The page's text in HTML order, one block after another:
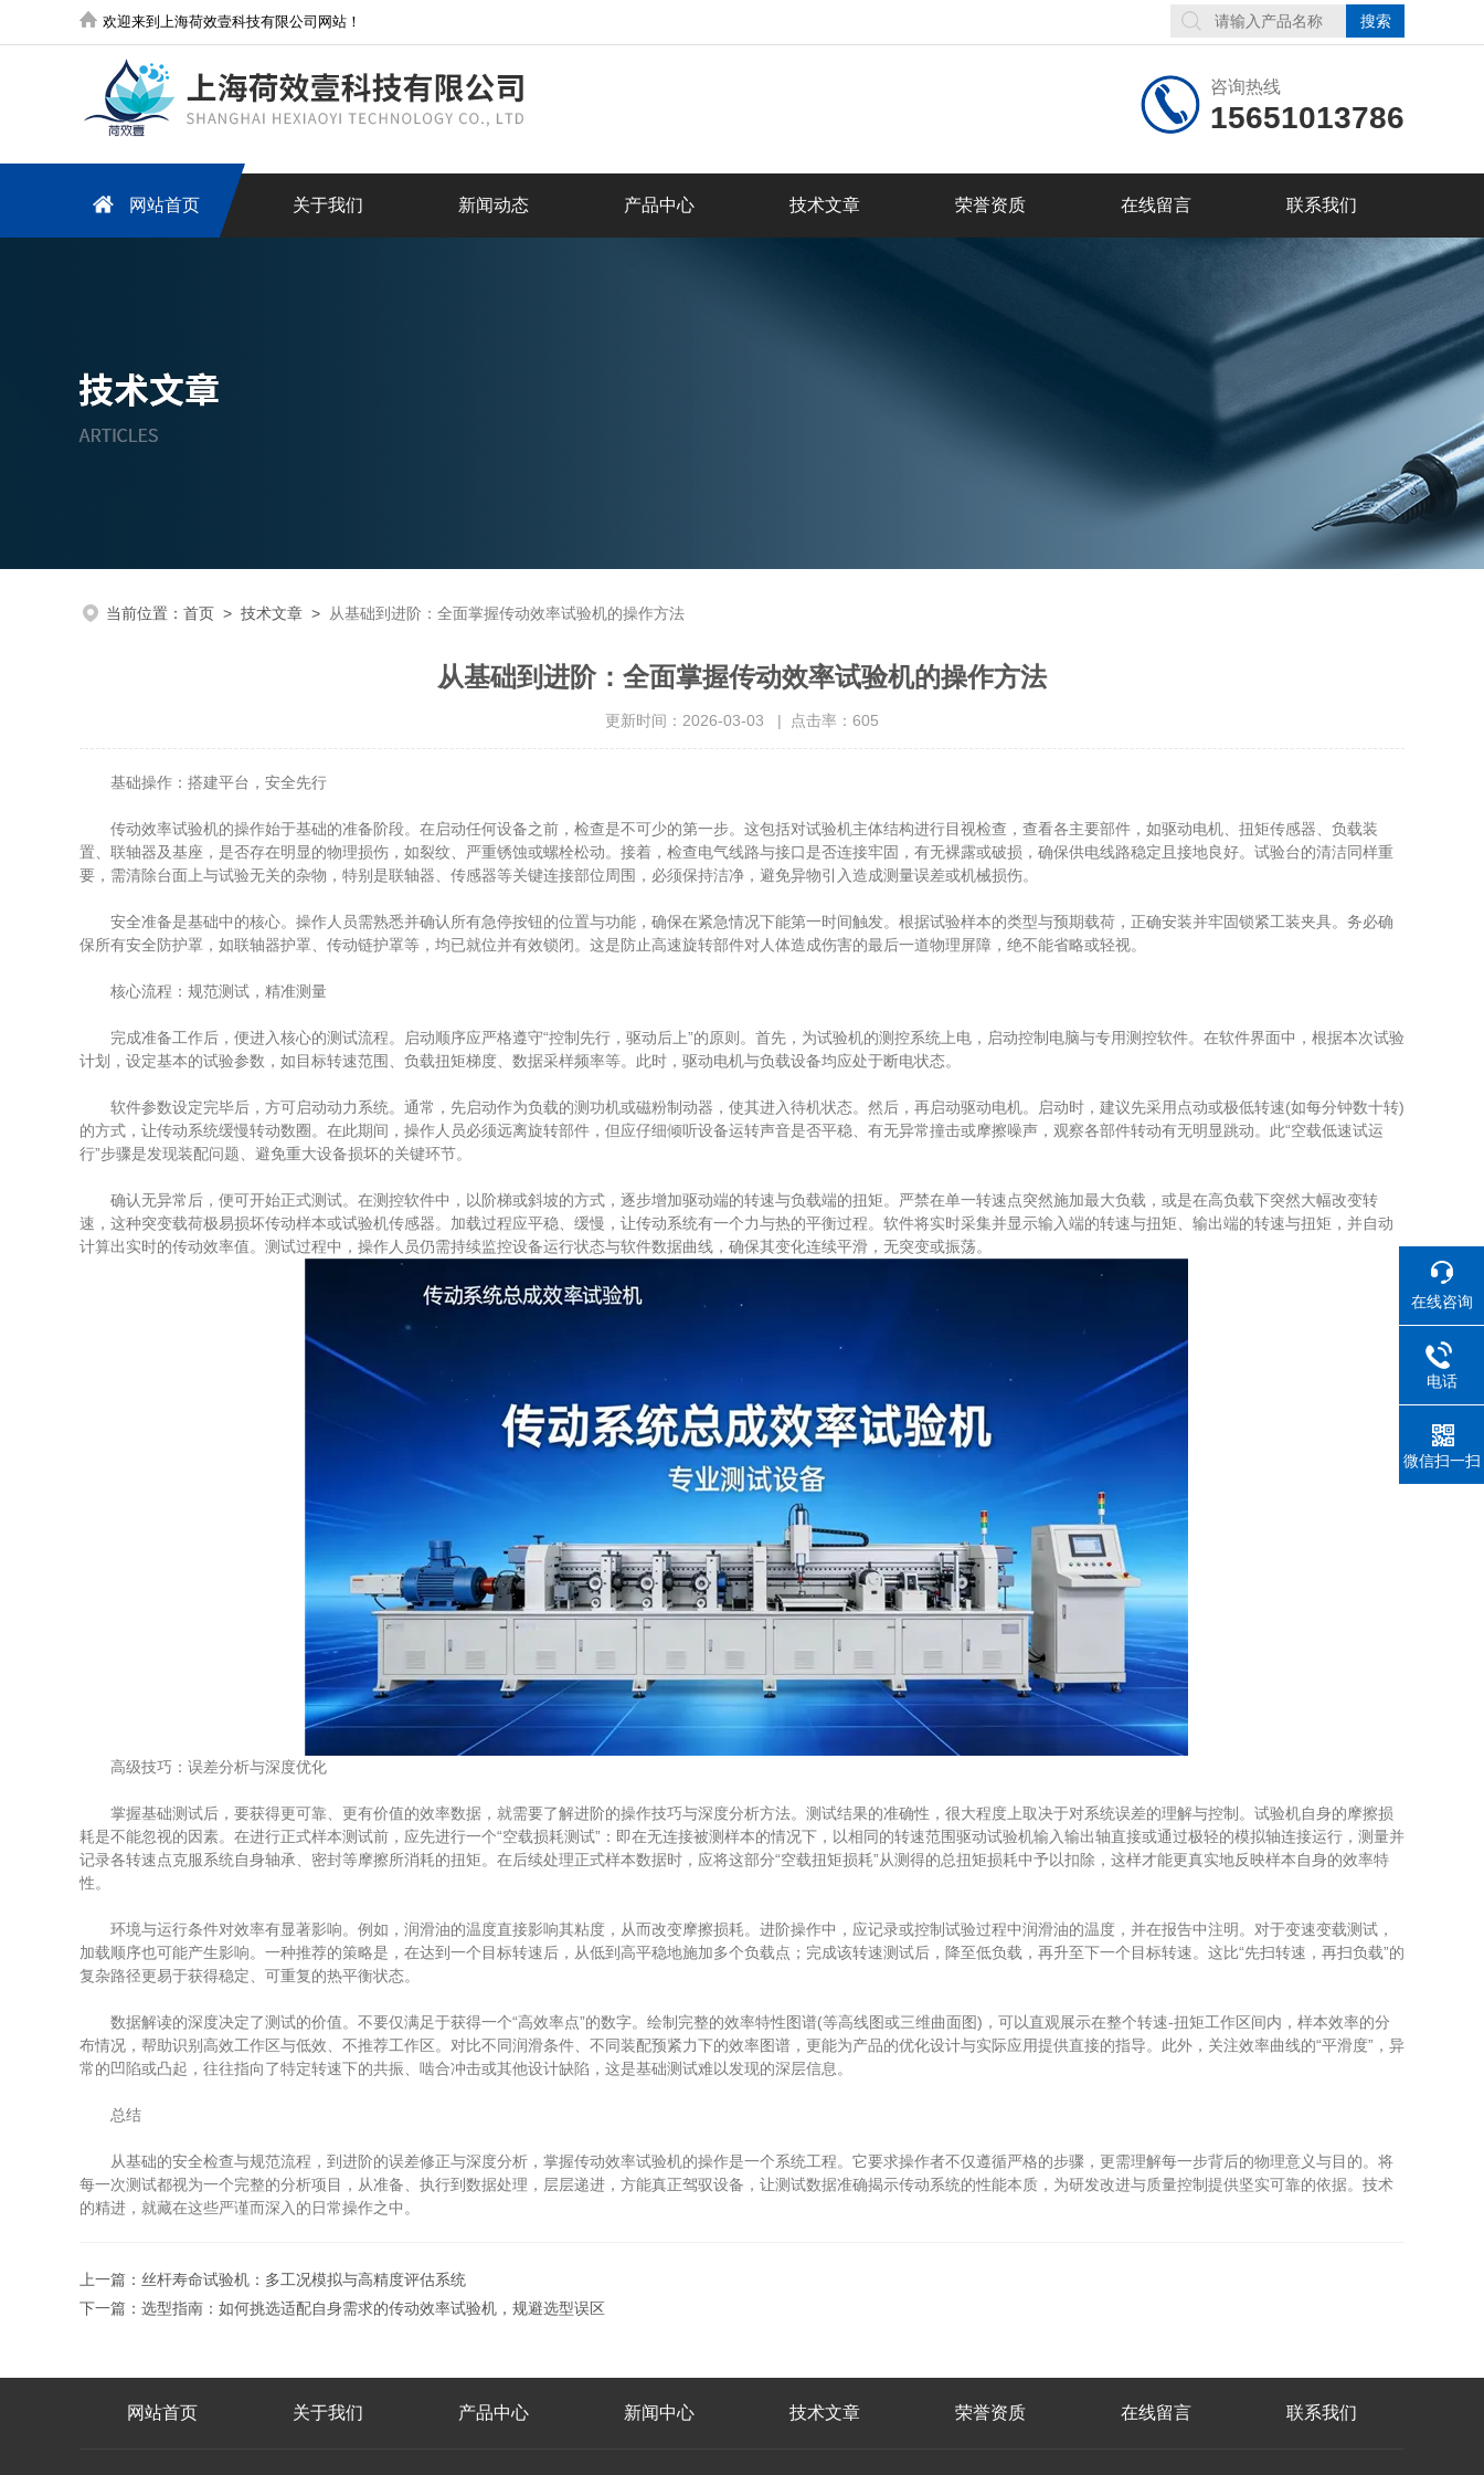
欢迎来到上海荷效壹科技有限公司网站！
咨询热线
15651013786
网站首页 关于我们 新闻动态 产品中心 技术文章 荣誉资质 在线留言 联系我们
当前位置： 首页 > 技术文章 > 从基础到进阶：全面掌握传动效率试验机的操作方法
从基础到进阶：全面掌握传动效率试验机的操作方法
更新时间：2026-03-03 | 点击率：605
基础操作：搭建平台，安全先行
传动效率试验机的操作始于基础的准备阶段。在启动任何设备之前，检查是不可少的第一步。这包括对试验机主体结构进行目视检查，查看各主要部件，如驱动电机、扭矩传感器、负载装
置、联轴器及基座，是否存在明显的物理损伤，如裂纹、严重锈蚀或螺栓松动。接着，检查电气线路与接口是否连接牢固，有无裸露或破损，确保供电线路稳定且接地良好。试验台的清洁同样重
要，需清除台面上与试验无关的杂物，特别是联轴器、传感器等关键连接部位周围，必须保持洁净，避免异物引入造成测量误差或机械损伤。
安全准备是基础中的核心。操作人员需熟悉并确认所有急停按钮的位置与功能，确保在紧急情况下能第一时间触发。根据试验样本的类型与预期载荷，正确安装并牢固锁紧工装夹具。务必确
保所有安全防护罩，如联轴器护罩、传动链护罩等，均已就位并有效锁闭。这是防止高速旋转部件对人体造成伤害的最后一道物理屏障，绝不能省略或轻视。
核心流程：规范测试，精准测量
完成准备工作后，便进入核心的测试流程。启动顺序应严格遵守“控制先行，驱动后上”的原则。首先，为试验机的测控系统上电，启动控制电脑与专用测控软件。在软件界面中，根据本次试验
计划，设定基本的试验参数，如目标转速范围、负载扭矩梯度、数据采样频率等。此时，驱动电机与负载设备均应处于断电状态。
软件参数设定完毕后，方可启动动力系统。通常，先启动作为负载的测功机或磁粉制动器，使其进入待机状态。然后，再启动驱动电机。启动时，建议先采用点动或极低转速(如每分钟数十转)
的方式，让传动系统缓慢转动数圈。在此期间，操作人员必须远离旋转部件，但应仔细倾听设备运转声音是否平稳、有无异常撞击或摩擦噪声，观察各部件转动有无明显跳动。此“空载低速试运
行”步骤是发现装配问题、避免重大设备损坏的关键环节。
确认无异常后，便可开始正式测试。在测控软件中，以阶梯或斜坡的方式，逐步增加驱动端的转速与负载端的扭矩。严禁在单一转速点突然施加最大负载，或是在高负载下突然大幅改变转
速，这种突变载荷极易损坏传动样本或试验机传感器。加载过程应平稳、缓慢，让传动系统有一个力与热的平衡过程。软件将实时采集并显示输入端的转速与扭矩、输出端的转速与扭矩，并自动
计算出实时的传动效率值。测试过程中，操作人员仍需持续监控设备运行状态与软件数据曲线，确保其变化连续平滑，无突变或振荡。
高级技巧：误差分析与深度优化
掌握基础测试后，要获得更可靠、更有价值的效率数据，就需要了解进阶的操作技巧与深度分析方法。测试结果的准确性，很大程度上取决于对系统误差的理解与控制。试验机自身的摩擦损
耗是不能忽视的因素。在进行正式样本测试前，应先进行一个“空载损耗测试”：即在无连接被测样本的情况下，以相同的转速范围驱动试验机输入输出轴直接或通过极轻的模拟轴连接运行，测量并
记录各转速点克服系统自身轴承、密封等摩擦所消耗的扭矩。在后续处理正式样本数据时，应将这部分“空载扭矩损耗”从测得的总扭矩损耗中予以扣除，这样才能更真实地反映样本自身的效率特
性。
环境与运行条件对效率有显著影响。例如，润滑油的温度直接影响其粘度，从而改变摩擦损耗。进阶操作中，应记录或控制试验过程中润滑油的温度，并在报告中注明。对于变速变载测试，
加载顺序也可能产生影响。一种推荐的策略是，在达到一个目标转速后，从低到高平稳地施加多个负载点；完成该转速测试后，降至低负载，再升至下一个目标转速。这比“先扫转速，再扫负载”的
复杂路径更易于获得稳定、可重复的热平衡状态。
数据解读的深度决定了测试的价值。不要仅满足于获得一个“高效率点”的数字。绘制完整的效率特性图谱(等高线图或三维曲面图)，可以直观展示在整个转速-扭矩工作区间内，样本效率的分
布情况，帮助识别高效工作区与低效、不推荐工作区。对比不同润滑条件、不同装配预紧力下的效率图谱，更能为产品的优化设计与实际应用提供直接的指导。此外，关注效率曲线的“平滑度”，异
常的凹陷或凸起，往往指向了特定转速下的共振、啮合冲击或其他设计缺陷，这是基础测试难以发现的深层信息。
总结
从基础的安全检查与规范流程，到进阶的误差修正与深度分析，掌握传动效率试验机的操作是一个系统工程。它要求操作者不仅遵循严格的步骤，更需理解每一步背后的物理意义与目的。将
每一次测试都视为一个完整的分析项目，从准备、执行到数据处理，层层递进，方能真正驾驭设备，让测试数据准确揭示传动系统的性能本质，为研发改进与质量控制提供坚实可靠的依据。技术
的精进，就藏在这些严谨而深入的日常操作之中。
上一篇： 丝杆寿命试验机：多工况模拟与高精度评估系统
下一篇： 选型指南：如何挑选适配自身需求的传动效率试验机，规避选型误区
网站首页 关于我们 产品中心 新闻中心 技术文章 荣誉资质 在线留言 联系我们
在线咨询
电话
微信扫一扫